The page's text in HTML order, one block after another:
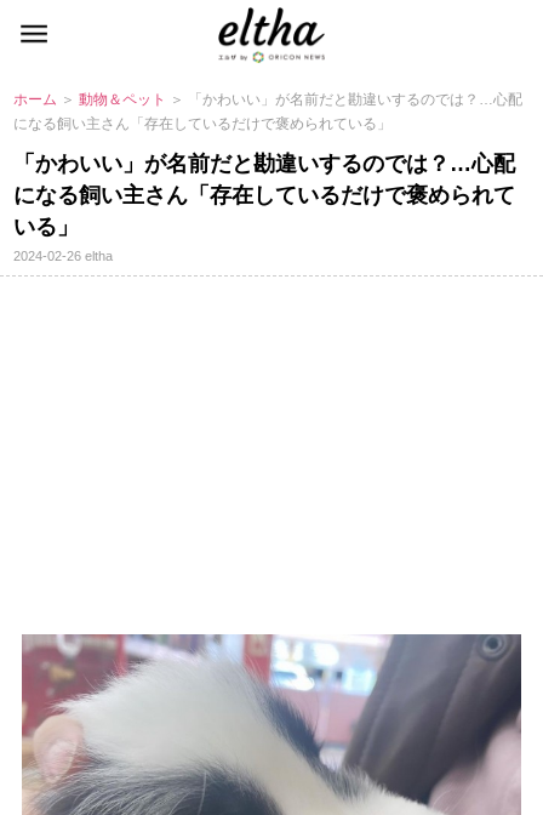
ホーム ＞動物＆ペット
＞ 「かわいい」が名前だと勘違いするのでは？…心配
になる飼い主さん「存在しているだけで褒められている」
「かわいい」が名前だと勘違いするのでは？…心配
になる飼い主さん「存在しているだけで褒められて
いる」
2024-02-26eltha